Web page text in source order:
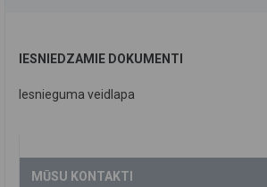
IESNIEDZAMIE DOKUMENTI
Iesnieguma veidlapa
MŪSU KONTAKTI